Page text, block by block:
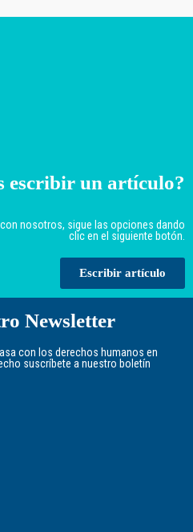
escribir un artículo?
nosotros, sigue las opciones dando
clic en el siguiente botón.
Escribir artículo
Newsletter
con los derechos humanos en
suscríbete a nuestro boletín